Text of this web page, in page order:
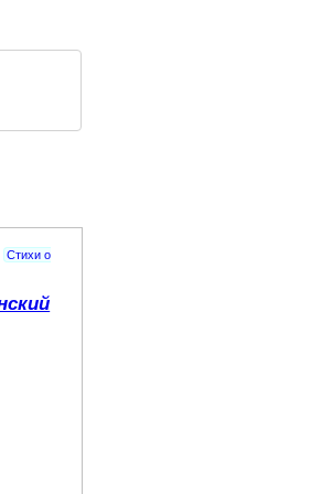
Стихи о